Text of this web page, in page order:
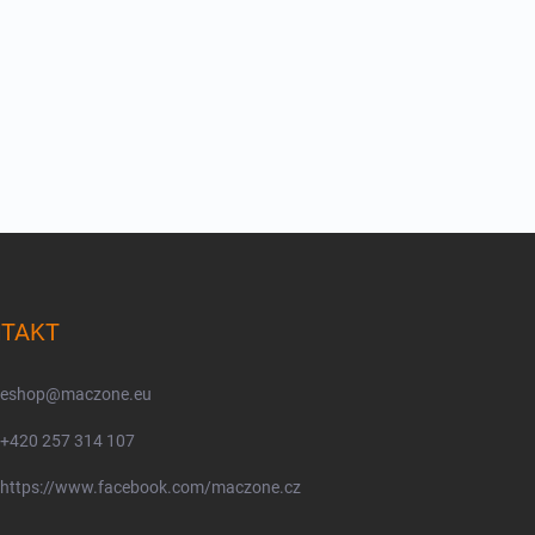
eshop@maczone.eu
+420 257 314 107
https://www.facebook.com/maczone.cz